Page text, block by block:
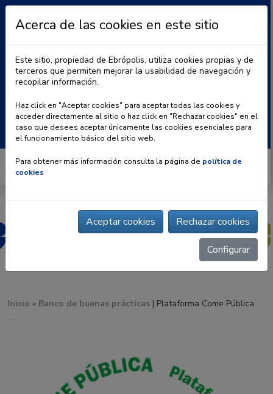
BLOG | CONTACTO
Buscar:
Inicio » Banco de buenas prácticas | Plataforma Come Pública
Acerca de las cookies en este sitio
Este sitio, propiedad de Ebrópolis, utiliza cookies propias y de
terceros que permiten mejorar la usabilidad de navegación y
recopilar información.
Haz click en "Aceptar cookies" para aceptar todas las cookies y
acceder directamente al sitio o haz click en "Rechazar cookies" en el
caso que desees aceptar únicamente las cookies esenciales para
el funcionamiento básico del sitio web.
Para obtener más información consulta la página de política de
cookies
Aceptar cookies Rechazar cookies
Configurar